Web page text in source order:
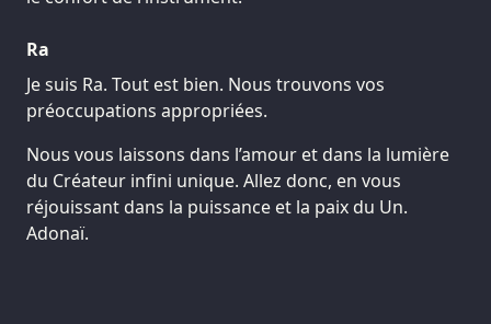
Ra
Je suis Ra. Tout est bien. Nous trouvons vos
préoccupations appropriées.
Nous vous laissons dans l’amour et dans la lumière
du Créateur infini unique. Allez donc, en vous
réjouissant dans la puissance et la paix du Un.
Adonaï.